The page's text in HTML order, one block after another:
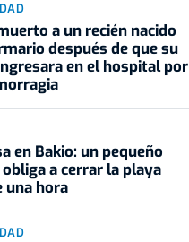
a un recién nacido
después de que su
en el hospital por
en Bakio: un pequeño
a cerrar la playa
una hora